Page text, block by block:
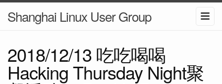
Shanghai Linux User Group
2018/12/13 吃吃喝喝
Hacking Thursday Night聚